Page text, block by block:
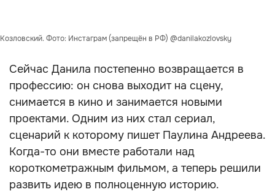
Фото: Инстаграм (запрещён в РФ) @danilakozlovsky
Сейчас Данила постепенно возвращается в
профессию: он снова выходит на сцену,
снимается в кино и занимается новыми
проектами. Одним из них стал сериал,
сценарий к которому пишет Паулина Андреева.
Когда-то они вместе работали над
короткометражным фильмом, а теперь решили
развить идею в полноценную историю.